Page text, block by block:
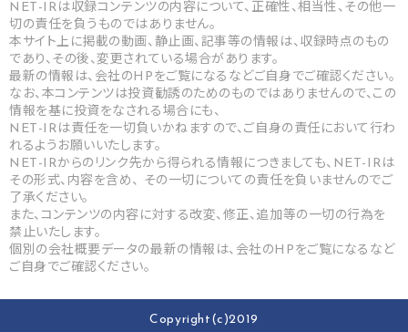
NET-IRは収録コンテンツの内容について、正確性、相当性、その他一
切の責任を負うものではありません。
本サイト上に掲載の動画、静止画、記事等の情報は、収録時点のもの
であり、その後、変更されている場合があります。
最新の情報は、会社のHPをご覧になるなどご自身でご確認ください。
なお、本コンテンツは投資勧誘のためのものではありませんので、この
情報を基に投資をなされる場合にも、
NET-IRは責任を一切負いかねますので、ご自身の責任において行わ
れるようお願いいたします。
NET-IRからのリンク先から得られる情報につきましても、NET-IRは
その形式、内容を含め、 その一切についての責任を負いませんのでご
了承ください。
また、コンテンツの内容に対する改変、修正、追加等の一切の行為を
禁止いたします。
個別の会社概要データの最新の情報は、会社のHPをご覧になるなど
ご自身でご確認ください。
Copyright(c)2019